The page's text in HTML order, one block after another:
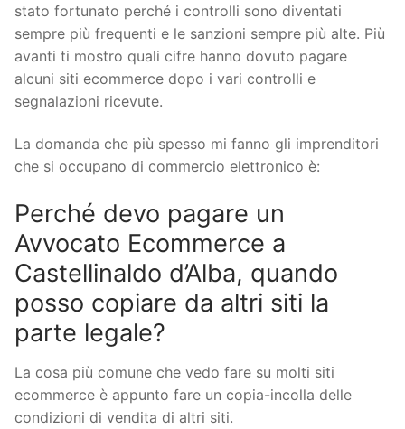
stato fortunato perché i controlli sono diventati
sempre più frequenti e le sanzioni sempre più alte. Più
avanti ti mostro quali cifre hanno dovuto pagare
alcuni siti ecommerce dopo i vari controlli e
segnalazioni ricevute.
La domanda che più spesso mi fanno gli imprenditori
che si occupano di commercio elettronico è:
Perché devo pagare un
Avvocato Ecommerce a
Castellinaldo d’Alba, quando
posso copiare da altri siti la
parte legale?
La cosa più comune che vedo fare su molti siti
ecommerce è appunto fare un copia-incolla delle
condizioni di vendita di altri siti.